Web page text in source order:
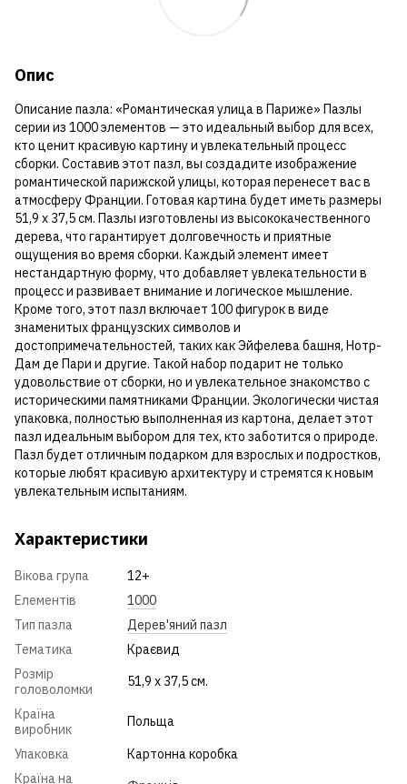
Опис
Описание пазла: «Романтическая улица в Париже» Пазлы
серии из 1000 элементов — это идеальный выбор для всех,
кто ценит красивую картину и увлекательный процесс
сборки. Составив этот пазл, вы создадите изображение
романтической парижской улицы, которая перенесет вас в
атмосферу Франции. Готовая картина будет иметь размеры
51,9 x 37,5 см. Пазлы изготовлены из высококачественного
дерева, что гарантирует долговечность и приятные
ощущения во время сборки. Каждый элемент имеет
нестандартную форму, что добавляет увлекательности в
процесс и развивает внимание и логическое мышление.
Кроме того, этот пазл включает 100 фигурок в виде
знаменитых французских символов и
достопримечательностей, таких как Эйфелева башня, Нотр-
Дам де Пари и другие. Такой набор подарит не только
удовольствие от сборки, но и увлекательное знакомство с
историческими памятниками Франции. Экологически чистая
упаковка, полностью выполненная из картона, делает этот
пазл идеальным выбором для тех, кто заботится о природе.
Пазл будет отличным подарком для взрослых и подростков,
которые любят красивую архитектуру и стремятся к новым
увлекательным испытаниям.
Характеристики
Вікова група
12+
Елементів
1000
Тип пазла
Дерев'яний пазл
Тематика
Краєвид
Розмір
головоломки
51,9 х 37,5 см.
Країна
виробник
Польща
Упаковка
Картонна коробка
Країна на